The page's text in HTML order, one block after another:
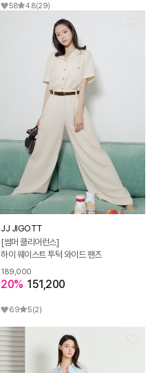
58 4.8(29)
JJ JIGOTT
[썸머 클리어런스]
하이 웨이스트 투턱 와이드 팬츠
189,000
20% 151,200
69 5(2)